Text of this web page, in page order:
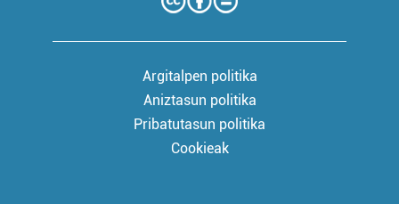
Argitalpen politika
Aniztasun politika
Pribatutasun politika
Cookieak